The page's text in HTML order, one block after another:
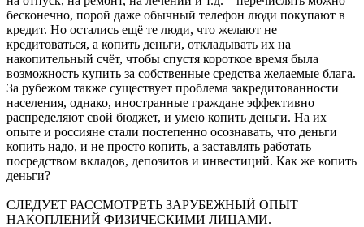
бесконечно, порой даже обычный телефон люди покупают в
кредит. Но остались ещё те люди, что желают не
кредитоваться, а копить деньги, откладывать их на
накопительный счёт, чтобы спустя короткое время была
возможность купить за собственные средства желаемые блага.
За рубежом также существует проблема закредитованности
населения, однако, иностранные граждане эффективно
распределяют свой бюджет, и умею копить деньги. На их
опыте и россияне стали постепенно осознавать, что деньги
копить надо, и не просто копить, а заставлять работать –
посредством вкладов, депозитов и инвестиций. Как же копить
деньги?
СЛЕДУЕТ РАССМОТРЕТЬ ЗАРУБЕЖНЫЙ ОПЫТ
НАКОПЛЕНИЙ ФИЗИЧЕСКИМИ ЛИЦАМИ.